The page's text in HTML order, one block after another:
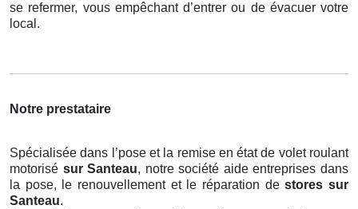
se refermer, vous empêchant d’entrer ou de évacuer votre
local.
Notre prestataire
Spécialisée dans l’pose et la remise en état de volet roulant
motorisé sur Santeau, notre société aide entreprises dans
la pose, le renouvellement et le réparation destores sur
Santeau.